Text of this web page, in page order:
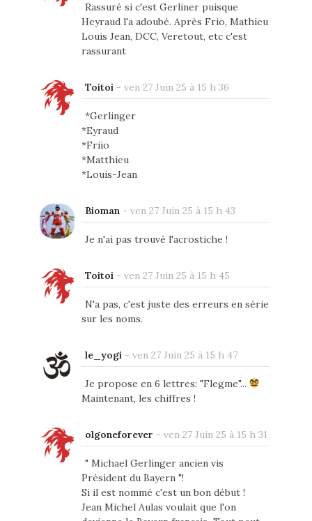
Rassuré si c'est Gerliner puisque
Heyraud l'a adoubé. Après Frio, Mathieu
Louis Jean, DCC, Veretout, etc c'est
rassurant
Toitoi - ven 27 Juin 25 à 15 h 36
*Gerlinger
*Eyraud
*Friio
*Matthieu
*Louis-Jean
Bioman - ven 27 Juin 25 à 15 h 43
Je n'ai pas trouvé l'acrostiche !
Toitoi - ven 27 Juin 25 à 15 h 45
N'a pas, c'est juste des erreurs en série
sur les noms.
le_yogi - ven 27 Juin 25 à 15 h 47
Je propose en 6 lettres: "Flegme"...
Maintenant, les chiffres !
olgoneforever - ven 27 Juin 25 à 15 h 31
" Michael Gerlinger ancien vis
Président du Bayern "!
Si il est nommé c'est un bon début !
Jean Michel Aulas voulait que l'on